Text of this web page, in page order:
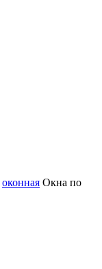
оконная Окна по